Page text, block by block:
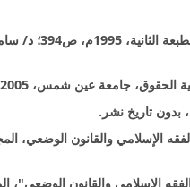
4- د. ثروت علي عبد الرحيم، القانون التجاري
الإسلامي والقانون الوضعي،
الإسلامي والقانون الوضعي"،